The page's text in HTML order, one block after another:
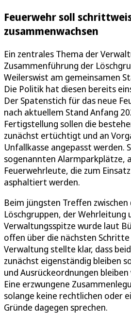
Feuerwehr soll
zusammenwachsen
Ein zentrales Thema der
Zusammenführung der
Weilerswist am gemeinsamen
Die Politik hat diesen bereits
Der Spatenstich für das neue
nach aktuellem Stand Anfang
Fertigstellung sollen die
zunächst ertüchtigt und an
Unfallkasse angepasst werden.
sogenannten Alarmparkplätze,
Feuerwehrleute, die zum
asphaltiert werden.
Beim jüngsten Treffen zwischen
Löschgruppen, der Wehrleitung
Verwaltungsspitze wurde laut
offen über die nächsten
Verwaltung stellte klar, dass
zunächst eigenständig bleiben
und Ausrückeordnungen
Eine erzwungene
solange keine rechtlichen oder
Gründe dagegen sprechen.